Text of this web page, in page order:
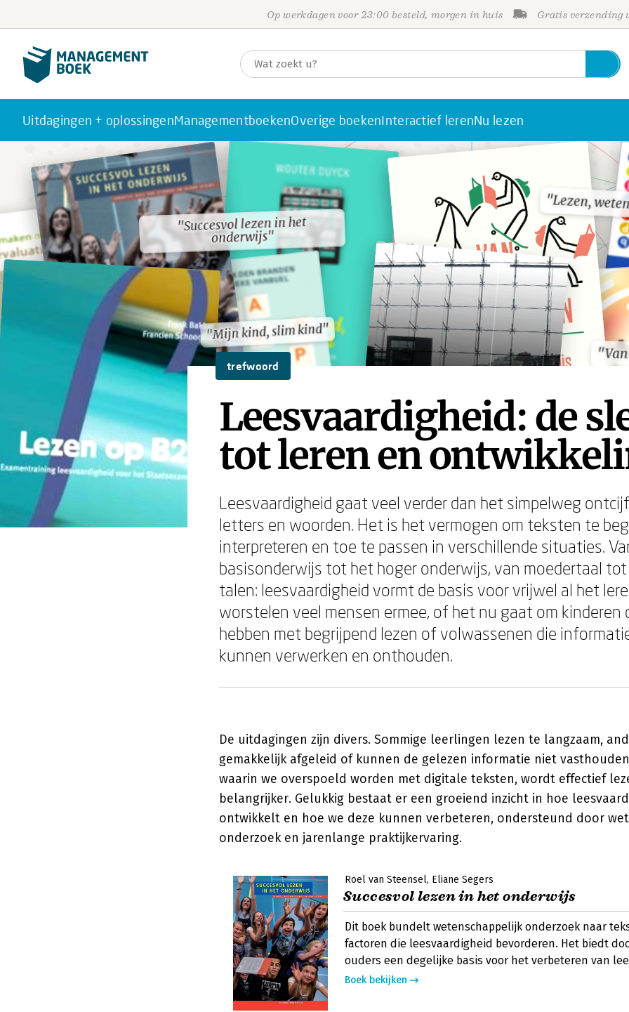
Op werkdagen voor 23:00 besteld, morgen in huis Gratis verzending
Uitdagingen + oplossingenManagementboekenOverige boekenInteractief lerenNu lezen
"Succesvol lezen in het
onderwijs"
"Lezen,
"Mijn kind, slim kind"
"Succesvol lezen in het
onderwijs"
"Lezen,
"Mijn kind, slim kind"
trefwoord
Leesvaardigheid: de
tot leren en
Leesvaardigheid gaat veel verder dan het simpelweg
letters en woorden. Het is het vermogen om teksten te
interpreteren en toe te passen in verschillende situaties.
basisonderwijs tot het hoger onderwijs, van moedertaal
talen: leesvaardigheid vormt de basis voor vrijwel al het
worstelen veel mensen ermee, of het nu gaat om kinderen
hebben met begrijpend lezen of volwassenen die
kunnen verwerken en onthouden.
De uitdagingen zijn divers. Sommige leerlingen lezen te langzaam,
gemakkelijk afgeleid of kunnen de gelezen informatie niet
waarin we overspoeld worden met digitale teksten, wordt effectief
belangrijker. Gelukkig bestaat er een groeiend inzicht in hoe
ontwikkelt en hoe we deze kunnen verbeteren, ondersteund door
onderzoek en jarenlange praktijkervaring.
Roel van Steensel Eliane Segers
Succesvol lezen in het onderwijs
Dit boek bundelt wetenschappelijk onderzoek naar
factoren die leesvaardigheid bevorderen. Het biedt
ouders een degelijke basis voor het verbeteren van
Boek bekijken